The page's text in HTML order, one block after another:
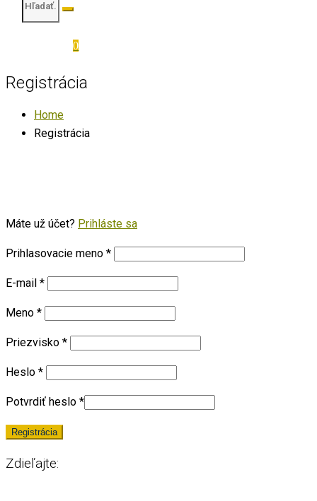
0
Registrácia
Home
Registrácia
Máte už účet? Prihláste sa
Prihlasovacie meno *
E-mail *
Meno *
Priezvisko *
Heslo *
Potvrdiť heslo *
Zdieľajte: